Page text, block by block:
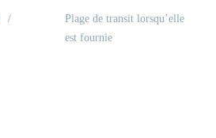
/
Plage de transit lorsqu’elle
est fournie